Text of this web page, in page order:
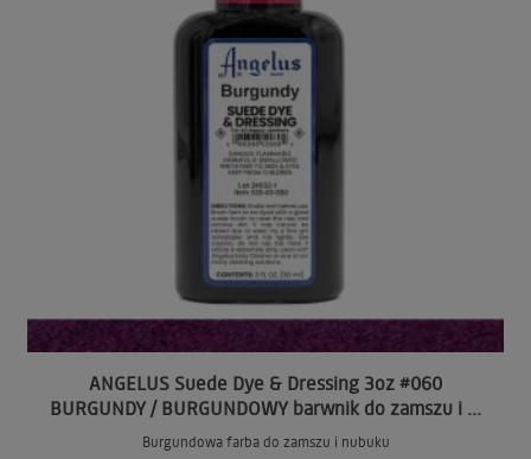
ANGELUS Suede Dye & Dressing 3oz #060
BURGUNDY / BURGUNDOWY barwnik do zamszu i ...
Burgundowa farba do zamszu i nubuku